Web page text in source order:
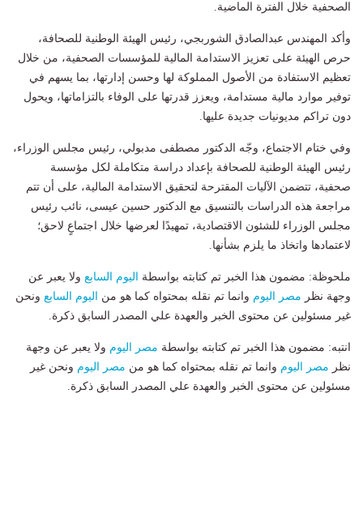
الصحفية خلال الفترة الماضية.
وأكد المهندس عبدالصادق الشوربجي، رئيس الهيئة الوطنية للصحافة،
حرص الهيئة على تعزيز الاستدامة المالية للمؤسسات الصحفية، من خلال
تعظيم الاستفادة من الأصول المملوكة لها وحسن إدارتها، بما يسهم في
توفير موارد مالية مستدامة، ويعزز قدرتها على الوفاء بالتزاماتها، ويحول
دون تراكم مديونيات جديدة عليها.
وفي ختام الاجتماع، وجّه الدكتور مصطفى مدبولي، رئيس مجلس الوزراء،
رئيس الهيئة الوطنية للصحافة بإعداد دراسة متكاملة لكل مؤسسة
صحفية، تتضمن الآليات المقترحة لتحقيق الاستدامة المالية، على أن تتم
مراجعة هذه الدراسات بالتنسيق مع الدكتور حسين عيسى، نائب رئيس
مجلس الوزراء للشئون الاقتصادية، تمهيدًا لعرضها خلال اجتماعٍ لاحق؛
لاعتمادها واتخاذ ما يلزم بشأنها.
ملحوظة: مضمون هذا الخبر تم كتابته بواسطة اليوم السابع ولا يعبر عن
وجهة نظر مصر اليوم وانما تم نقله بمحتواه كما هو من اليوم السابع ونحن
غير مسئولين عن محتوى الخبر والعهدة علي المصدر السابق ذكرة.
انتبه: مضمون هذا الخبر تم كتابته بواسطة مصر اليوم ولا يعبر عن وجهة
نظر مصر اليوم وانما تم نقله بمحتواه كما هو من مصر اليوم ونحن غير
مسئولين عن محتوى الخبر والعهدة علي المصدر السابق ذكرة.